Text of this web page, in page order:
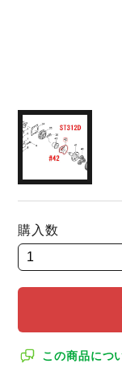
購入数
この商品につ